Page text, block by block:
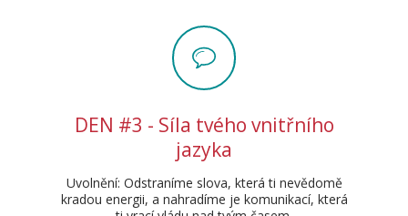
DEN #3 - Síla tvého vnitřního
jazyka
Uvolnění: Odstraníme slova, která ti nevědomě
kradou energii, a nahradíme je komunikací, která